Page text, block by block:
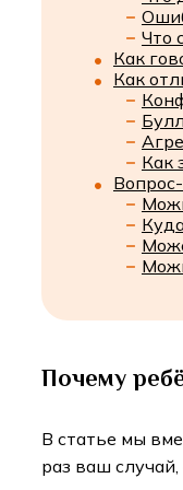
Что
Как
Как
Как
Почему
В статье мы
раз ваш